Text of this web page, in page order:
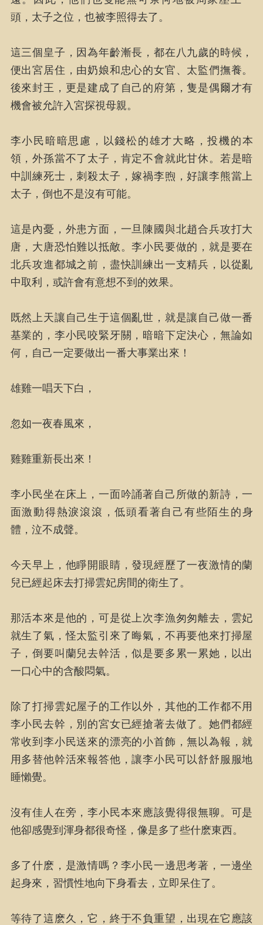
頭，太子之位，也被李照得去了。
這三個皇子，因為年齡漸長，都在八九歲的時候，
便出宮居住，由奶娘和忠心的女官、太監們撫養。
後來封王，更是建成了自己的府第，隻是偶爾才有
機會被允許入宮探視母親。
李小民暗暗思慮，以錢松的雄才大略，投機的本
領，外孫當不了太子，肯定不會就此甘休。若是暗
中訓練死士，刺殺太子，嫁禍李煦，好讓李熊當上
太子，倒也不是沒有可能。
這是內憂，外患方面，一旦陳國與北趙合兵攻打大
唐，大唐恐怕難以抵敵。李小民要做的，就是要在
北兵攻進都城之前，盡快訓練出一支精兵，以從亂
中取利，或許會有意想不到的效果。
既然上天讓自己生于這個亂世，就是讓自己做一番
基業的，李小民咬緊牙關，暗暗下定決心，無論如
何，自己一定要做出一番大事業出來！
雄雞一唱天下白，
忽如一夜春風來，
雞雞重新長出來！
李小民坐在床上，一面吟誦著自己所做的新詩，一
面激動得熱淚滾滾，低頭看著自己有些陌生的身
體，泣不成聲。
今天早上，他睜開眼睛，發現經歷了一夜激情的蘭
兒已經起床去打掃雲妃房間的衛生了。
那活本來是他的，可是從上次李漁匆匆離去，雲妃
就生了氣，怪太監引來了晦氣，不再要他來打掃屋
子，倒要叫蘭兒去幹活，似是要多累一累她，以出
一口心中的含酸悶氣。
除了打掃雲妃屋子的工作以外，其他的工作都不用
李小民去幹，別的宮女已經搶著去做了。她們都經
常收到李小民送來的漂亮的小首飾，無以為報，就
用多替他幹活來報答他，讓李小民可以舒舒服服地
睡懶覺。
沒有佳人在旁，李小民本來應該覺得很無聊。可是
他卻感覺到渾身都很奇怪，像是多了些什麽東西。
多了什麽，是激情嗎？李小民一邊思考著，一邊坐
起身來，習慣性地向下身看去，立即呆住了。
等待了這麽久，它，終于不負重望，出現在它應該